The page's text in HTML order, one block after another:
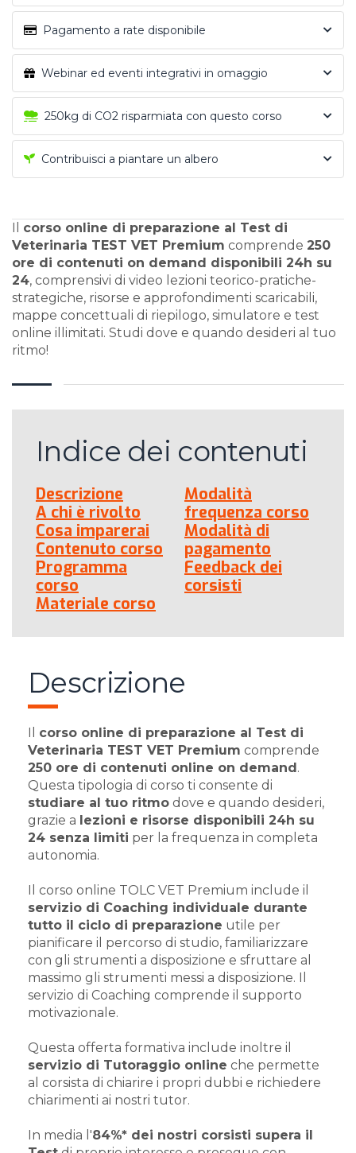
Pagamento a rate disponibile
Webinar ed eventi integrativi in omaggio
250kg di CO2 risparmiata con questo corso
Contribuisci a piantare un albero
corso online di preparazione al Test di
Veterinaria TEST VET Premium comprende 250
ore di contenuti on demand disponibili 24h su
24, comprensivi di video lezioni teorico-pratiche-
strategiche, risorse e approfondimenti scaricabili,
mappe concettuali di riepilogo, simulatore e test
online illimitati. Studi dove e quando desideri al tuo
ritmo!
Indice dei contenuti
Descrizione
A chi è rivolto
Cosa imparerai
Contenuto corso
Programma
corso
Materiale corso
Modalità
frequenza corso
Modalità di
pagamento
Feedback dei
corsisti
Descrizione
corso online di preparazione al Test di
Veterinaria TEST VET Premium comprende
250 ore di contenuti online on demand .
Questa tipologia di corso ti consente di
studiare al tuo ritmo dove e quando desideri,
grazie a lezioni e risorse disponibili 24h su
24 senza limiti per la frequenza in completa
autonomia.
Il corso online TOLC VET Premium include il
servizio di Coaching individuale durante
tutto il ciclo di preparazione utile per
pianificare il percorso di studio, familiarizzare
con gli strumenti a disposizione e sfruttare al
massimo gli strumenti messi a disposizione. Il
servizio di Coaching comprende il supporto
motivazionale.
Questa offerta formativa include inoltre il
servizio di Tutoraggio online che permette
al corsista di chiarire i propri dubbi e richiedere
chiarimenti ai nostri tutor.
In media l'84%* dei nostri corsisti supera il